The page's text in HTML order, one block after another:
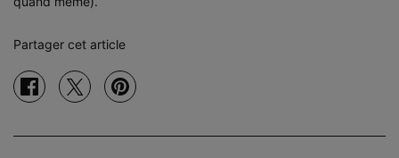
Partager cet article
Partager sur facebook
Partager sur twitterPartager sur pinterest